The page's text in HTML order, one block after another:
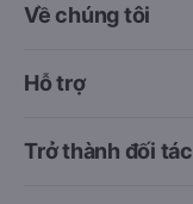
Về chúng tôi
Hỗ trợ
Trở thành đối tác